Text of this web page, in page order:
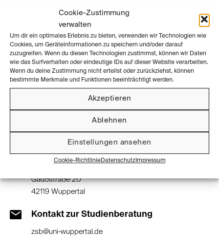
Cookie-Zustimmung
verwalten
Um dir ein optimales Erlebnis zu bieten, verwenden wir Technologien wie
Cookies, um Geräteinformationen zu speichern und/oder darauf
zuzugreifen. Wenn du diesen Technologien zustimmst, können wir Daten
wie das Surfverhalten oder eindeutige IDs auf dieser Website verarbeiten.
Wenn du deine Zustimmung nicht erteilst oder zurückziehst, können
bestimmte Merkmale und Funktionen beeinträchtigt werden.
Akzeptieren
Ablehnen
Einstellungen ansehen
Cookie-RichtlinieDatenschutzImpressum
Staatliche Hochschule
7 Studiengänge
Zur Website der Hochschule
Kontaktinformationen
Standort der Universität
Gaußstraße 20
42119 Wuppertal
Kontakt zur Studienberatung
zsb@uni-wuppertal.de